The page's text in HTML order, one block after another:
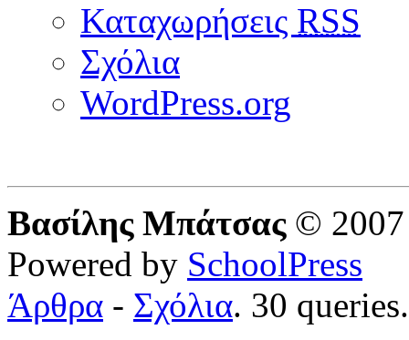
Καταχωρήσεις RSS
Σχόλια
WordPress.org
Βασίλης Μπάτσας © 2007
Powered by SchoolPress
Άρθρα - Σχόλια. 30